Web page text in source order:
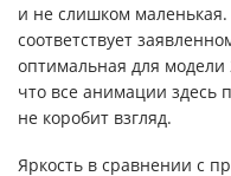
и не слишком
соответствует
оптимальная для модели
что все анимации здесь
не коробит взгляд.
Яркость в сравнении с